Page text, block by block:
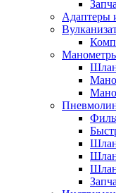
Адаптеры